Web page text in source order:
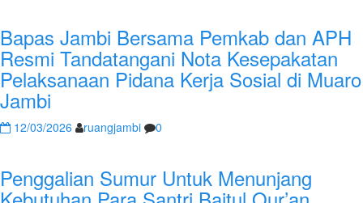
Bapas Jambi Bersama Pemkab dan APH
Resmi Tandatangani Nota Kesepakatan
Pelaksanaan Pidana Kerja Sosial di Muaro
Jambi
12/03/2026 ruangjambi 0
Penggalian Sumur Untuk Menunjang